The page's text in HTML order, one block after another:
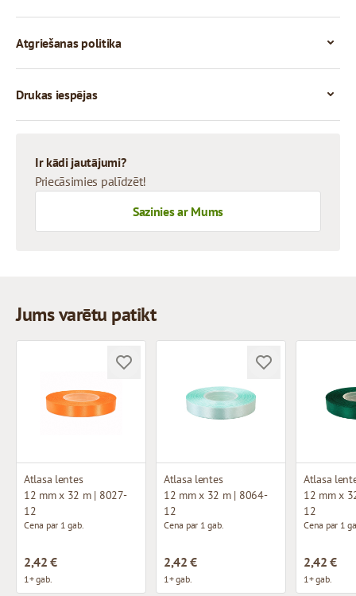
Atgriešanas politika
Drukas iespējas
Ir kādi jautājumi?
Priecāsimies palīdzēt!
Sazinies ar Mums
Jums varētu patikt
Atlasa lentes
12 mm x 32 m | 8027-
12
Cena par 1 gab.
2,42 €
1+ gab.
Atlasa lentes
12 mm x 32 m | 8064-
12
Cena par 1 gab.
2,42 €
1+ gab.
Atlasa
12 mm x
12
Cena par 1
2,42 €
1+ gab.